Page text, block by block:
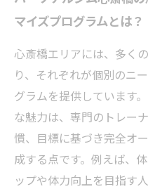
マイズプログラムとは？
心斎橋エリアには、多く
り、それぞれが個別のニ
グラムを提供しています
な魅力は、専門のトレー
慣、目標に基づき完全オ
成する点です。例えば、
ップや体力向上を目指す